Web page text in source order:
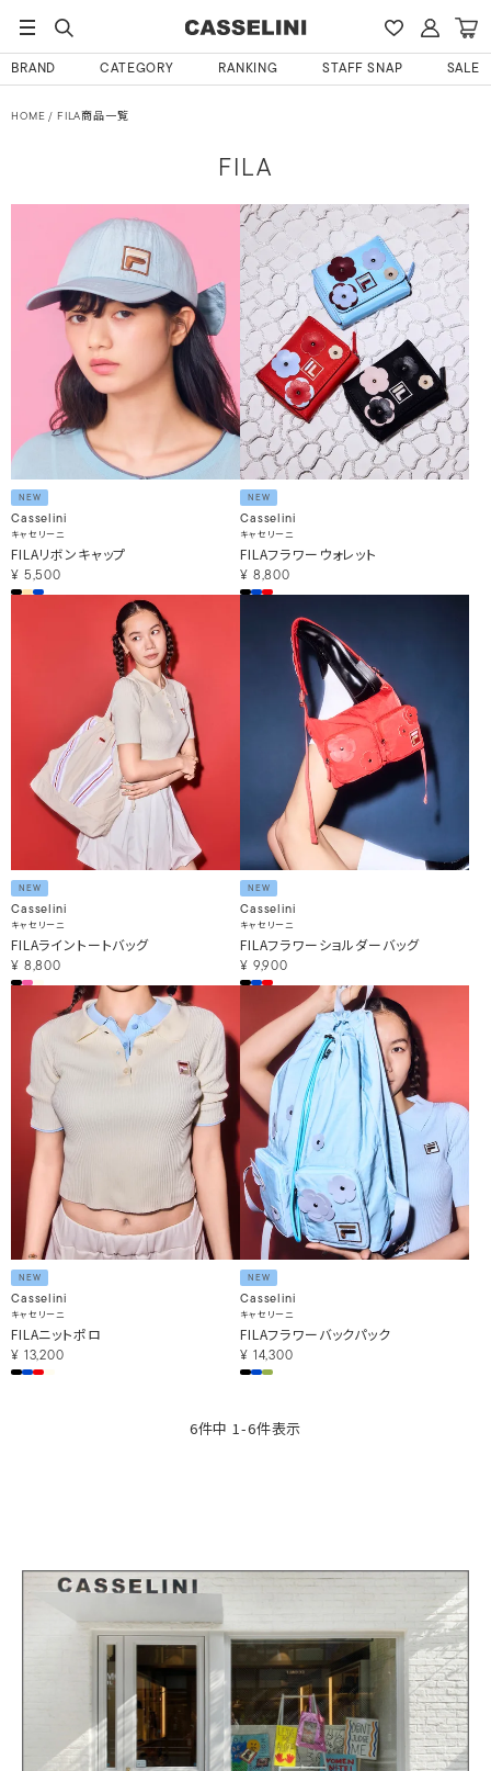
BRAND CATEGORY RANKING STAFF SNAP SALE
HOME FILA商品一覧
FILA
NEW
Casselini
キャセリーニ
FILAリボンキャップ
¥ 5,500
NEW
Casselini
キャセリーニ
FILAフラワーウォレット
¥ 8,800
NEW
Casselini
キャセリーニ
FILAライントートバッグ
¥ 8,800
NEW
Casselini
キャセリーニ
FILAフラワーショルダーバッグ
¥ 9,900
NEW
Casselini
キャセリーニ
FILAニットポロ
¥ 13,200
NEW
Casselini
キャセリーニ
FILAフラワーバックパック
¥ 14,300
6件中 1-6件表示